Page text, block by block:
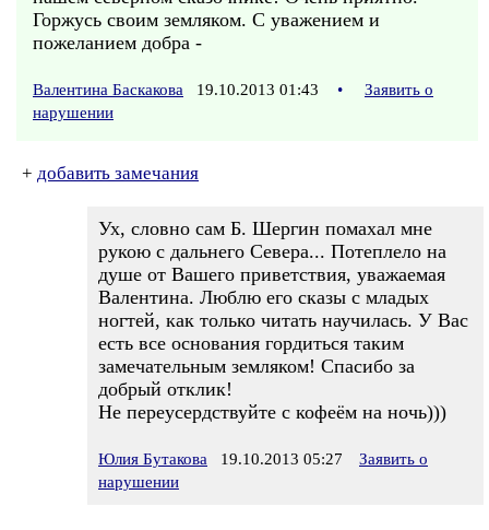
Горжусь своим земляком. С уважением и
пожеланием добра -
Валентина Баскакова 19.10.2013 01:43 •
Заявить о
нарушении
+ добавить замечания
Ух, словно сам Б. Шергин помахал мне
рукою с дальнего Севера... Потеплело на
душе от Вашего приветствия, уважаемая
Валентина. Люблю его сказы с младых
ногтей, как только читать научилась. У Вас
есть все основания гордиться таким
замечательным земляком! Спасибо за
добрый отклик!
Не переусердствуйте с кофеём на ночь)))
Юлия Бутакова 19.10.2013 05:27
Заявить о
нарушении